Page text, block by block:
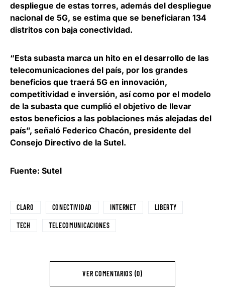
despliegue de estas torres, además del despliegue
nacional de 5G, se estima que se beneficiaran 134
distritos con baja conectividad.
“Esta subasta marca un hito en el desarrollo de las
telecomunicaciones del país, por los grandes
beneficios que traerá 5G en innovación,
competitividad e inversión, así como por el modelo
de la subasta que cumplió el objetivo de llevar
estos beneficios a las poblaciones más alejadas del
país”, señaló Federico Chacón, presidente del
Consejo Directivo de la Sutel.
Fuente: Sutel
CLARO CONECTIVIDAD INTERNET LIBERTY
TECH TELECOMUNICACIONES
VER COMENTARIOS (0)